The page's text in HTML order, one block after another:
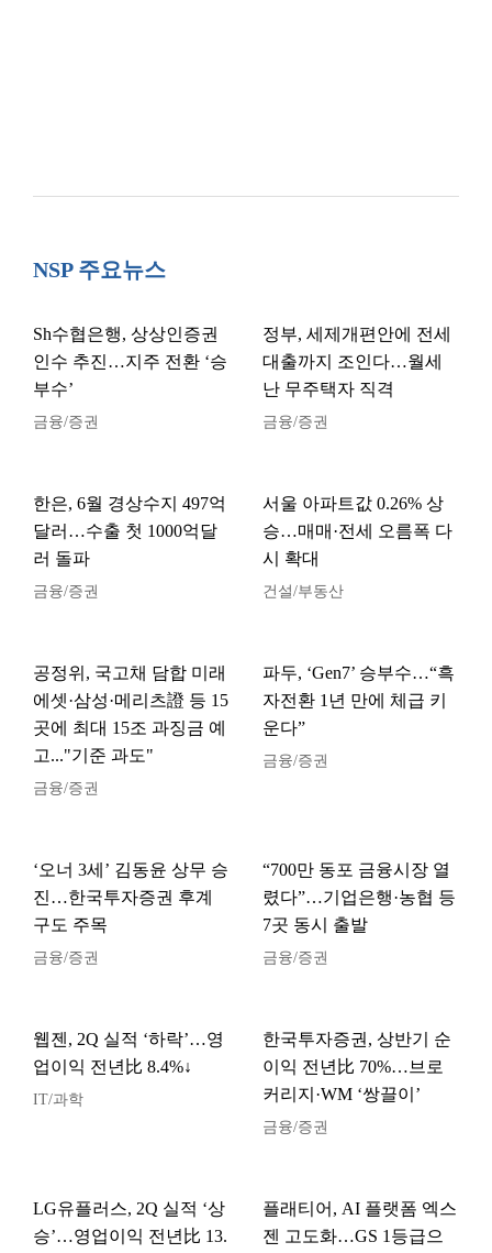
NSP 주요뉴스
Sh수협은행, 상상인증권
인수 추진…지주 전환 ‘승
부수’
금융/증권
정부, 세제개편안에 전세
대출까지 조인다…월세
난 무주택자 직격
금융/증권
한은, 6월 경상수지 497억
달러…수출 첫 1000억달
러 돌파
금융/증권
서울 아파트값 0.26% 상
승…매매·전세 오름폭 다
시 확대
건설/부동산
공정위, 국고채 담합 미래
에셋·삼성·메리츠證 등 15
곳에 최대 15조 과징금 예
고..."기준 과도"
금융/증권
파두, ‘Gen7’ 승부수…“흑
자전환 1년 만에 체급 키
운다”
금융/증권
‘오너 3세’ 김동윤 상무 승
진…한국투자증권 후계
구도 주목
금융/증권
“700만 동포 금융시장 열
렸다”…기업은행·농협 등
7곳 동시 출발
금융/증권
웹젠, 2Q 실적 ‘하락’…영
업이익 전년比 8.4%↓
IT/과학
한국투자증권, 상반기 순
이익 전년比 70%…브로
커리지·WM ‘쌍끌이’
금융/증권
LG유플러스, 2Q 실적 ‘상
승’…영업이익 전년比 13.
플래티어, AI 플랫폼 엑스
젠 고도화…GS 1등급으